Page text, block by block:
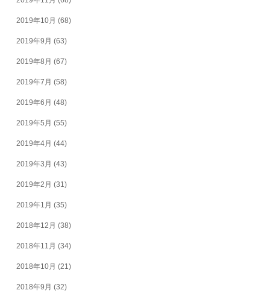
2019年10月 (68)
2019年9月 (63)
2019年8月 (67)
2019年7月 (58)
2019年6月 (48)
2019年5月 (55)
2019年4月 (44)
2019年3月 (43)
2019年2月 (31)
2019年1月 (35)
2018年12月 (38)
2018年11月 (34)
2018年10月 (21)
2018年9月 (32)